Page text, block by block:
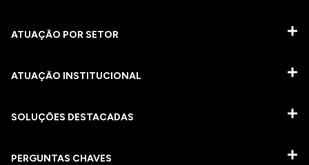
ATUAÇÃO POR SETOR
ATUAÇÃO INSTITUCIONAL
SOLUÇÕES DESTACADAS
PERGUNTAS CHAVES​